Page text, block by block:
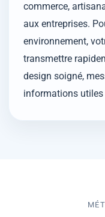
commerce,
aux entreprises.
environnement,
transmettre
design soigné,
informations utiles